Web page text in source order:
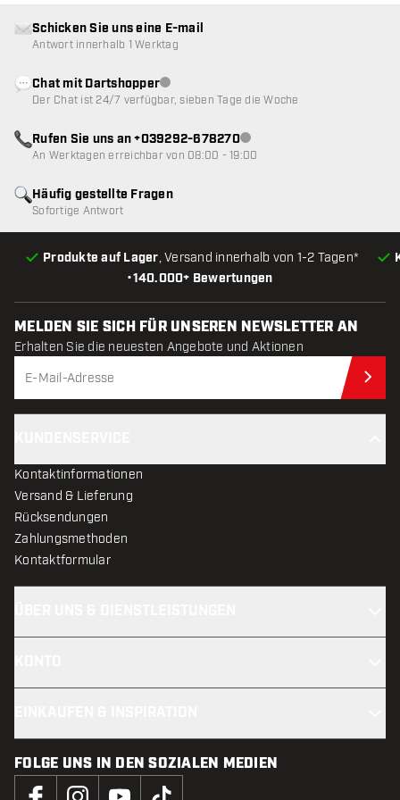
•140.000+ Bewertungen
Produkte auf Lager, Versand innerhalb von 1-2 Tagen*
Häufig gestellte Fragen
Sofortige Antwort
Schicken Sie uns eine E-mail
Antwort innerhalb 1 Werktag
Chat mit DartshopperKundenservice nicht verfügbar
Der Chat ist 24/7 verfügbar, sieben Tage die Woche
Rufen Sie uns an +039292-678270Kundenservice nicht
An Werktagen erreichbar von 08:00 - 19:00
MELDEN SIE SICH FÜR UNSEREN NEWSLETTER AN
Erhalten Sie die neuesten Angebote und Aktionen
Kontaktinformationen
Versand & Lieferung
Rücksendungen
Zahlungsmethoden
Kontaktformular
FOLGE UNS IN DEN SOZIALEN MEDIEN